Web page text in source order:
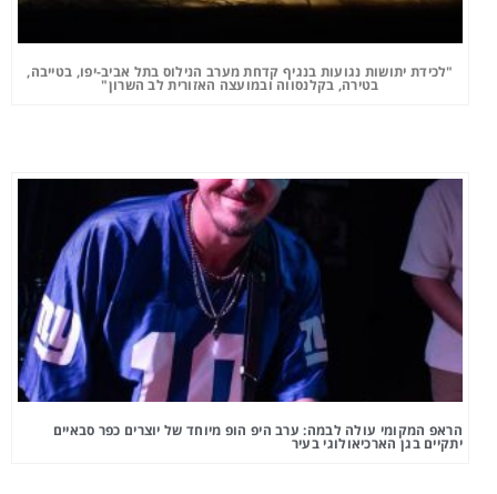
"לכידת יתושות נגועות בנגיף קדחת מערב הנילוס בתל אביב-יפו, בטייבה,
בטירה, בקלנסווה ובמועצה האזורית לב השרון"
הראפ המקומי עולה לבמה: ערב היפ הופ מיוחד של יוצרים כפר סבאיים
יתקיים בגן הארכיאולוגי בעיר